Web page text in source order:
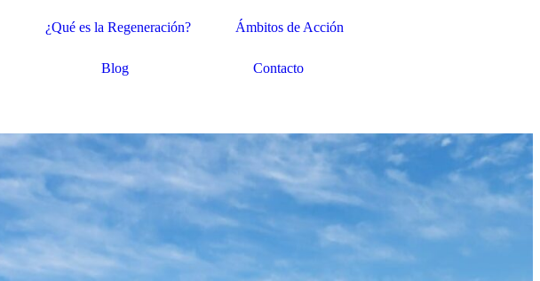
¿Qué es la Regeneración? Ámbitos de Acción
Blog Contacto